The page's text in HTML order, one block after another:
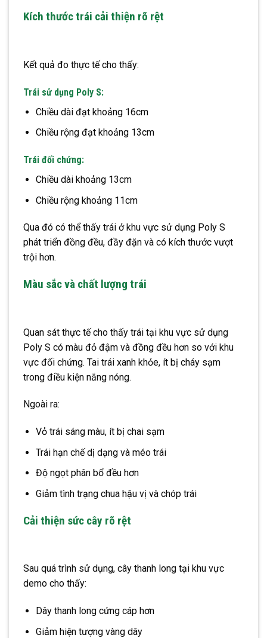
Kích thước trái cải thiện rõ rệt
Kết quả đo thực tế cho thấy:
Trái sử dụng Poly S:
Chiều dài đạt khoảng 16cm
Chiều rộng đạt khoảng 13cm
Trái đối chứng:
Chiều dài khoảng 13cm
Chiều rộng khoảng 11cm
Qua đó có thể thấy trái ở khu vực sử dụng Poly S
phát triển đồng đều, đầy đặn và có kích thước vượt
trội hơn.
Màu sắc và chất lượng trái
Quan sát thực tế cho thấy trái tại khu vực sử dụng
Poly S có màu đỏ đậm và đồng đều hơn so với khu
vực đối chứng. Tai trái xanh khỏe, ít bị cháy sạm
trong điều kiện nắng nóng.
Ngoài ra:
Vỏ trái sáng màu, ít bị chai sạm
Trái hạn chế dị dạng và méo trái
Độ ngọt phân bổ đều hơn
Giảm tình trạng chua hậu vị và chóp trái
Cải thiện sức cây rõ rệt
Sau quá trình sử dụng, cây thanh long tại khu vực
demo cho thấy:
Dây thanh long cứng cáp hơn
Giảm hiện tượng vàng dây